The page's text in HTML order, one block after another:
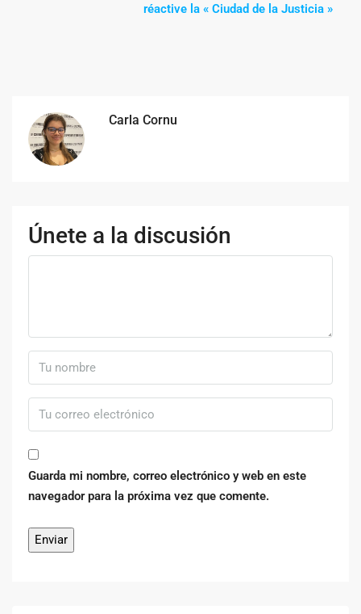
réactive la « Ciudad de la Justicia »
Carla Cornu
Únete a la discusión
Guarda mi nombre, correo electrónico y web en este
navegador para la próxima vez que comente.